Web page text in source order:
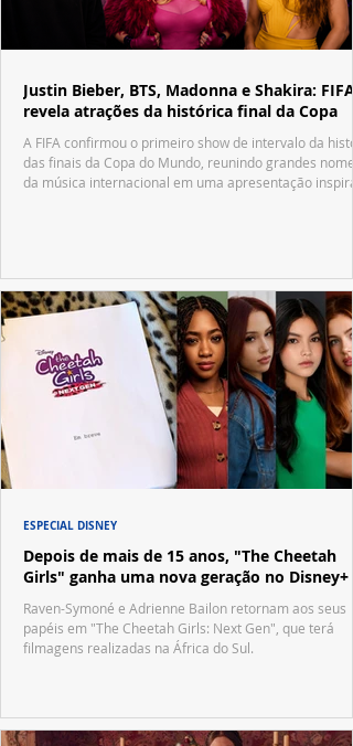
Justin Bieber, BTS, Madonna e Shakira: FIFA
revela atrações da histórica final da Copa
A FIFA confirmou o primeiro show de intervalo da
das finais da Copa do Mundo, reunindo grandes nomes
da música internacional em uma apresentação
Depois de mais de 15 anos, "The Cheetah
Girls" ganha uma nova geração no Disney+
Raven-Symoné e Adrienne Bailon retornam aos seus
papéis em "The Cheetah Girls: Next Gen", que terá
filmagens realizadas na África do Sul.
ESPECIAL DISNEY